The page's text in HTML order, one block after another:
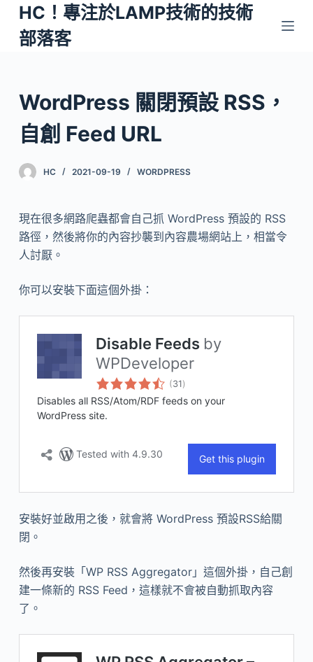
跳
至
容
HC！專注於LAMP技術的技術
部落客
WordPress 關閉預設 RSS，
自創 Feed URL
HC 2021-09-19 WORDPRESS
現在很多網路爬蟲都會自己抓 WordPress 預設的 RSS
路徑，然後將你的內容抄襲到內容農場網站上，相當令
人討厭。
你可以安裝下面這個外掛：
安裝好並啟用之後，就會將 WordPress 預設RSS給關
閉。
然後再安裝「WP RSS Aggregator」這個外掛，自己創
建一條新的 RSS Feed，這樣就不會被自動抓取內容
了。